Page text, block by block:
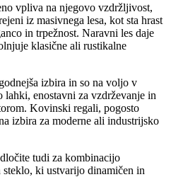
vpliva na njegovo vzdržljivost,
iz masivnega lesa, kot sta hrast
in trpežnost. Naravni les daje
klasične ali rustikalne
izbira in so na voljo v
lahki, enostavni za vzdrževanje in
Kovinski regali, pogosto
izbira za moderne ali industrijsko
tudi za kombinacijo
ki ustvarijo dinamičen in